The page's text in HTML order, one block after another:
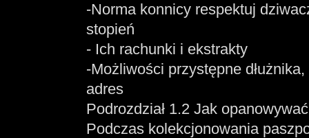
-Norma konnicy respektuj
stopień
- Ich rachunki i ekstrakty
-Możliwości przystępne
adres
Podrozdział 1.2 Jak
Podczas kolekcjonowania